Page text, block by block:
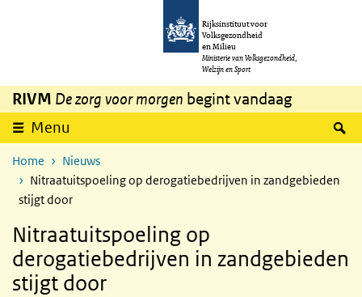
Overslaan en naar de inhoud gaan
Rijksinstituut voor
Volksgezondheid
en Milieu
Ministerie van Volksgezondheid,
Welzijn en Sport
RIVM De zorg voor morgen begint vandaag
Menu
Home
Nieuws
Nitraatuitspoeling op derogatiebedrijven in zandgebieden
stijgt door
Nitraatuitspoeling op
derogatiebedrijven in zandgebieden
stijgt door